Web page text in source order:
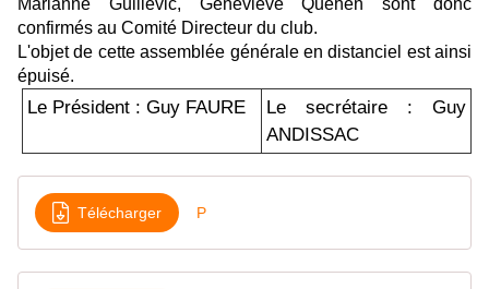
Marianne Guillevic, Geneviève Quehen sont donc
confirmés au Comité Directeur du club.
L'objet de cette assemblée générale en distanciel est ainsi
épuisé.
Le Président : Guy FAURE
Le secrétaire : Guy
ANDISSAC
Télécharger P